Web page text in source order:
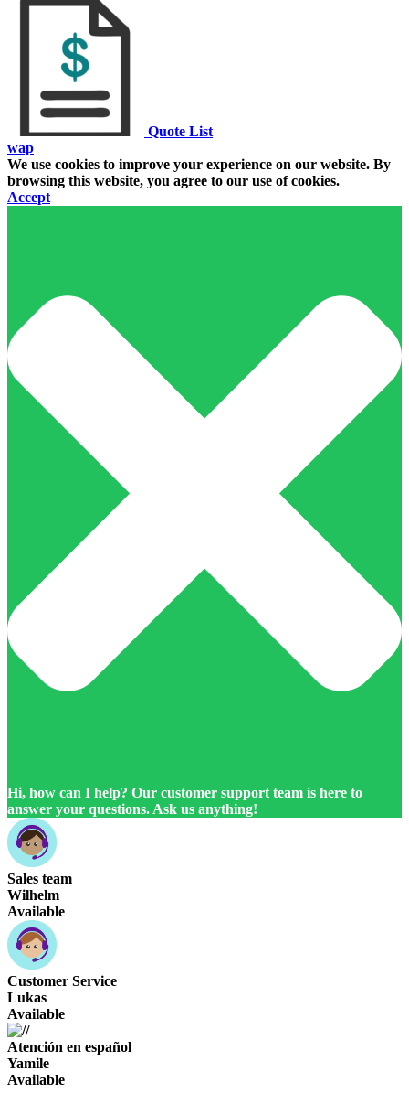
Quote List
wap
We use cookies to improve your experience on our website. By
browsing this website, you agree to our use of cookies.
Accept
Hi, how can I help? Our customer support team is here to
answer your questions. Ask us anything!
Sales team
Wilhelm
Available
Customer Service
Lukas
Available
Atención en español
Yamile
Available